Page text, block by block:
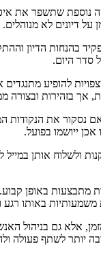
שתשפר את
על דיונים לא מנוהלים.
בהנחות הדיון
סדר היום.
להופיע מתנגדים
בזהירות ובצורה
נסקור את
ייושמו בפועל.
ולשלוח אותן
מתבצעות באופן
באותו רגע
אלא גם בניהול
יותר לשתף פעולה